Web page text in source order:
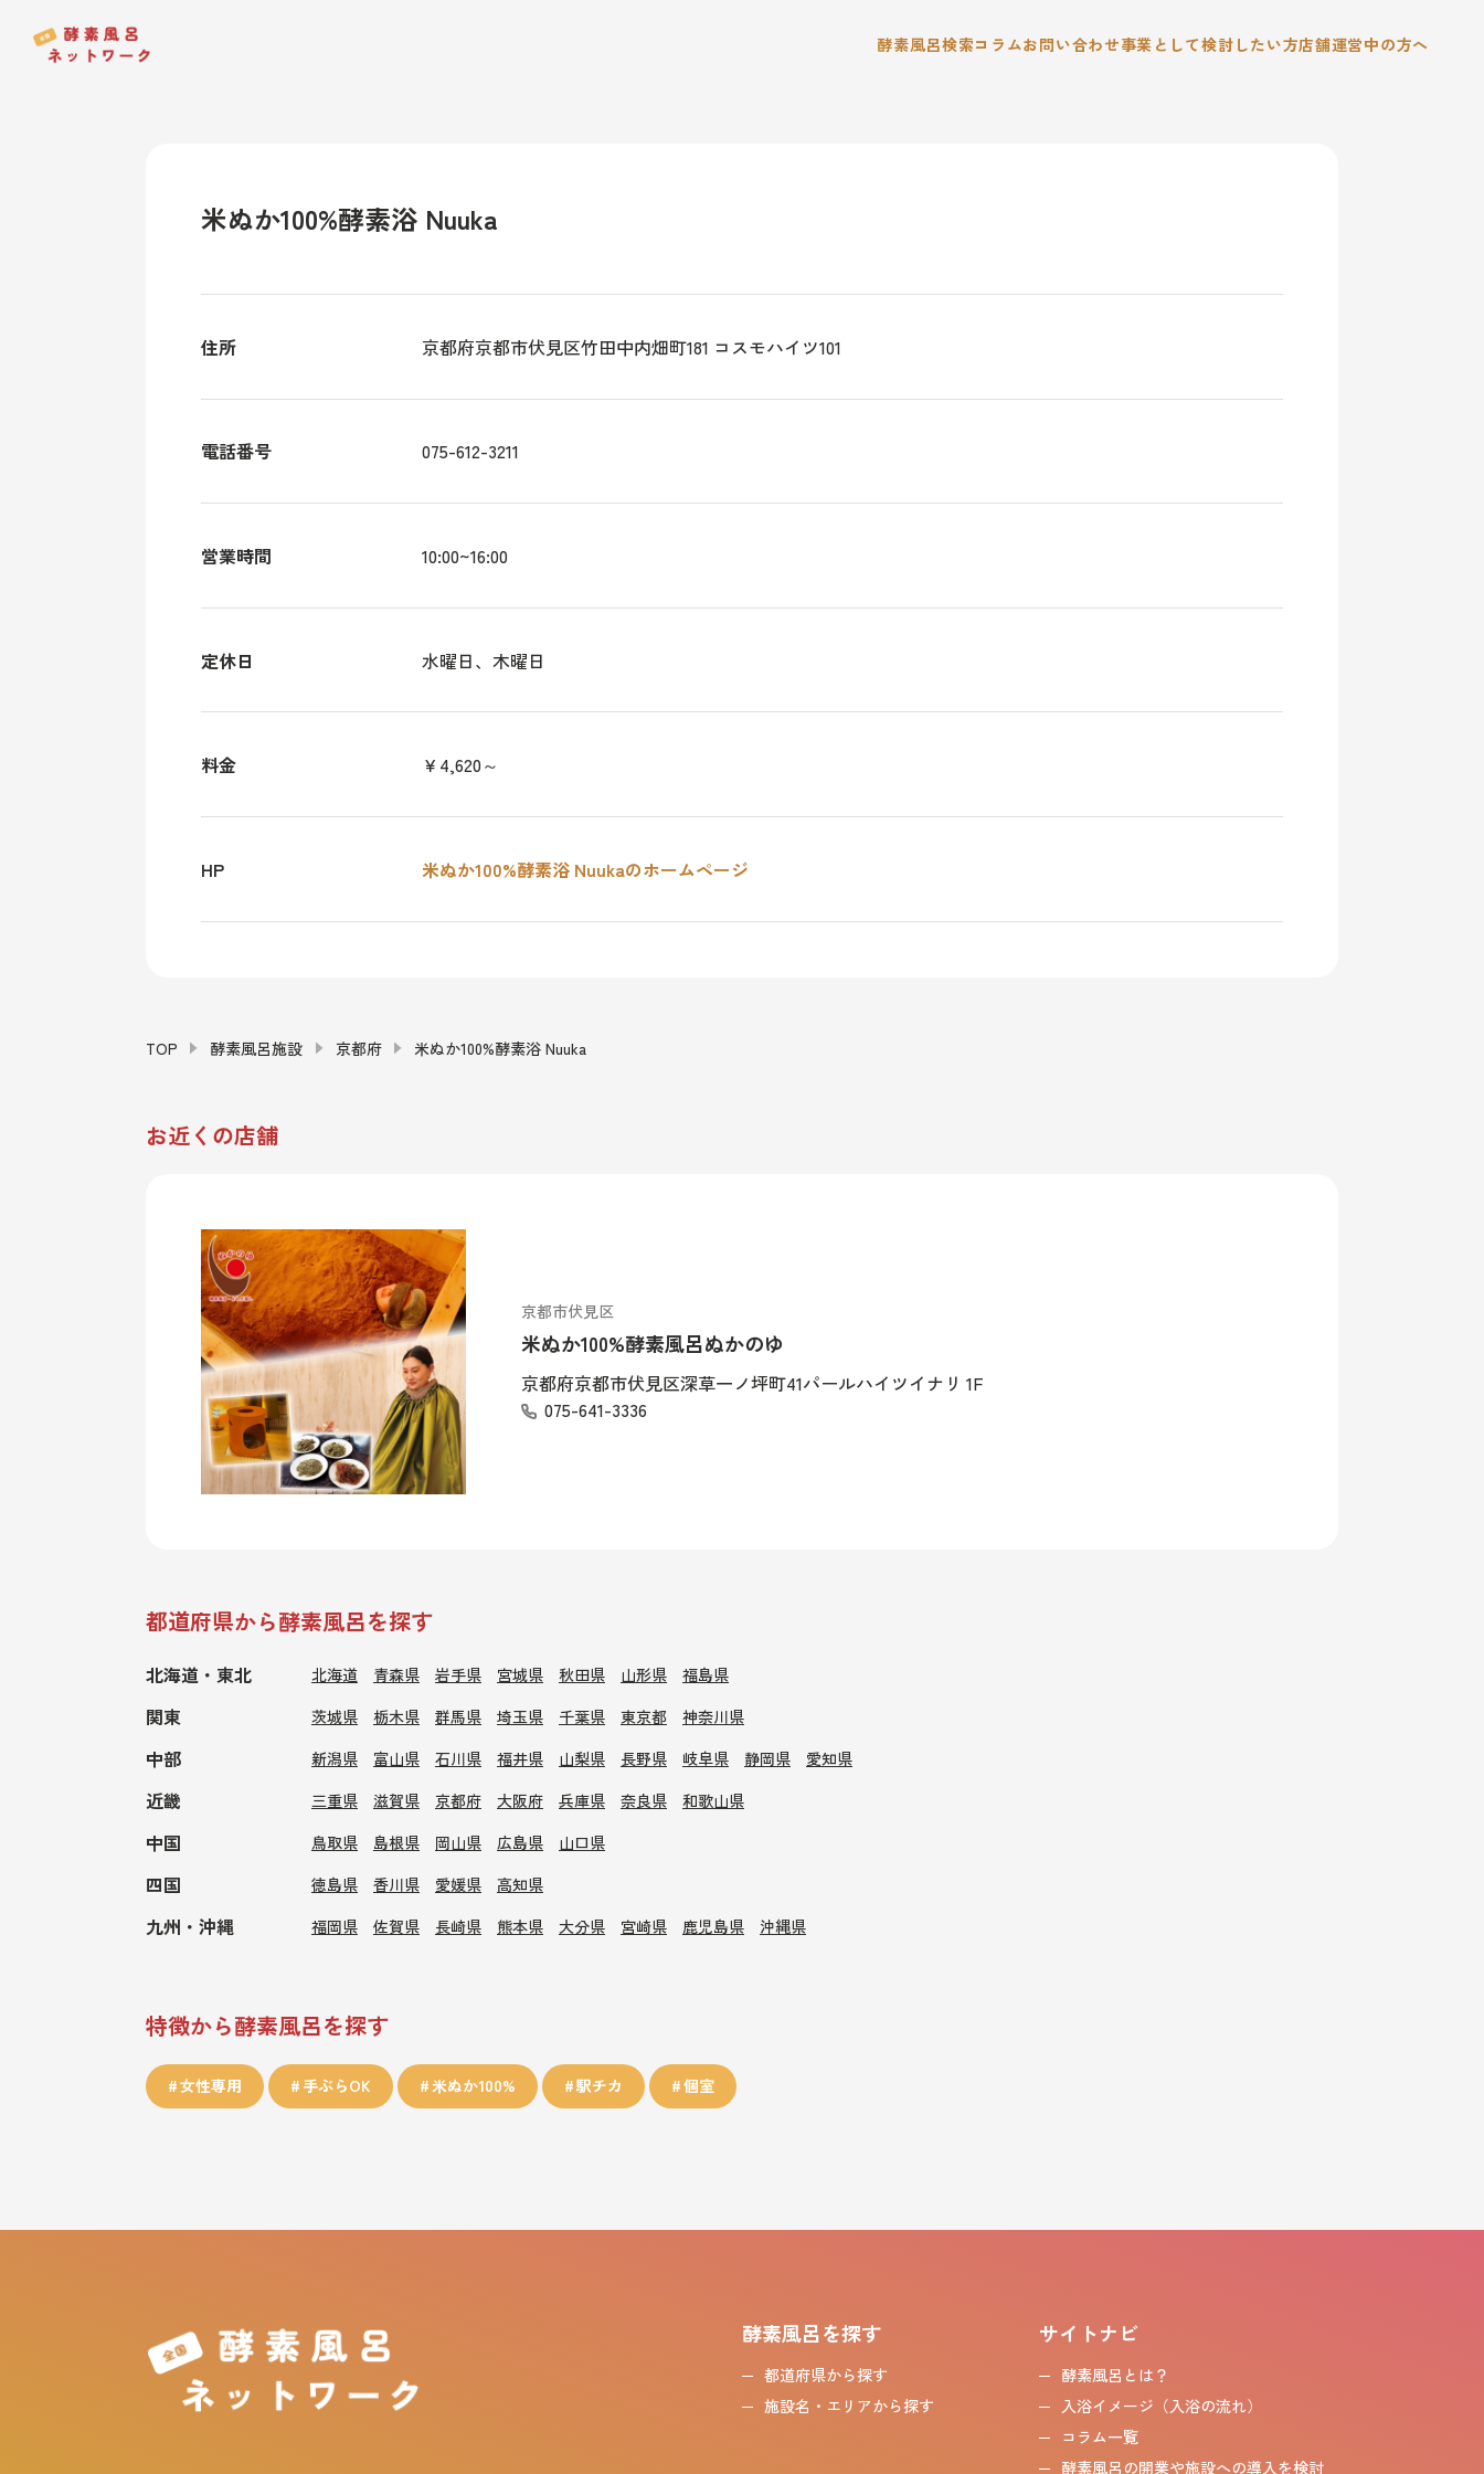
酵素風呂検索コラムお問い合わせ事業として検討したい方店舗運営中の方へ
米ぬか100%酵素浴 Nuuka
住所 京都府京都市伏見区竹田中内畑町181 コスモハイツ101
電話番号 075-612-3211
営業時間 10:00~16:00
定休日 水曜日、木曜日
料金 ￥4,620～
HP 米ぬか100%酵素浴 Nuukaのホームページ
TOP 酵素風呂施設 京都府 米ぬか100%酵素浴 Nuuka
お近くの店舗
京都市伏見区
米ぬか100%酵素風呂ぬかのゆ
京都府京都市伏見区深草一ノ坪町41パールハイツイナリ 1F
075-641-3336
都道府県から酵素風呂を探す
北海道・東北 北海道 青森県 岩手県 宮城県 秋田県 山形県 福島県
関東 茨城県 栃木県 群馬県 埼玉県 千葉県 東京都 神奈川県
中部 新潟県 富山県 石川県 福井県 山梨県 長野県 岐阜県 静岡県 愛知県
近畿 三重県 滋賀県 京都府 大阪府 兵庫県 奈良県 和歌山県
中国 鳥取県 島根県 岡山県 広島県 山口県
四国 徳島県 香川県 愛媛県 高知県
九州・沖縄 福岡県 佐賀県 長崎県 熊本県 大分県 宮崎県 鹿児島県 沖縄県
特徴から酵素風呂を探す
女性専用 手ぶらOK 米ぬか100% 駅チカ 個室
酵素風呂を探す
都道府県から探す
施設名・エリアから探す
サイトナビ
酵素風呂とは？
入浴イメージ（入浴の流れ）
コラム一覧
酵素風呂の開業や施設への導入を検討